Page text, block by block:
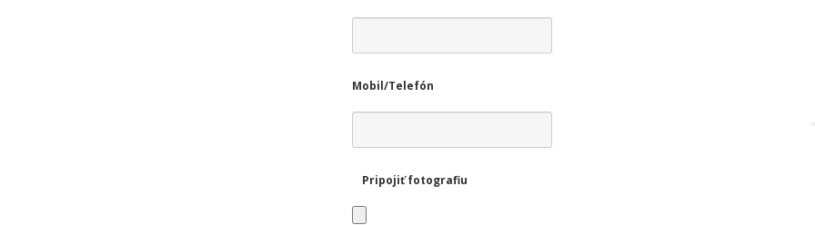
Mobil/Telefón
Pripojiť fotografiu